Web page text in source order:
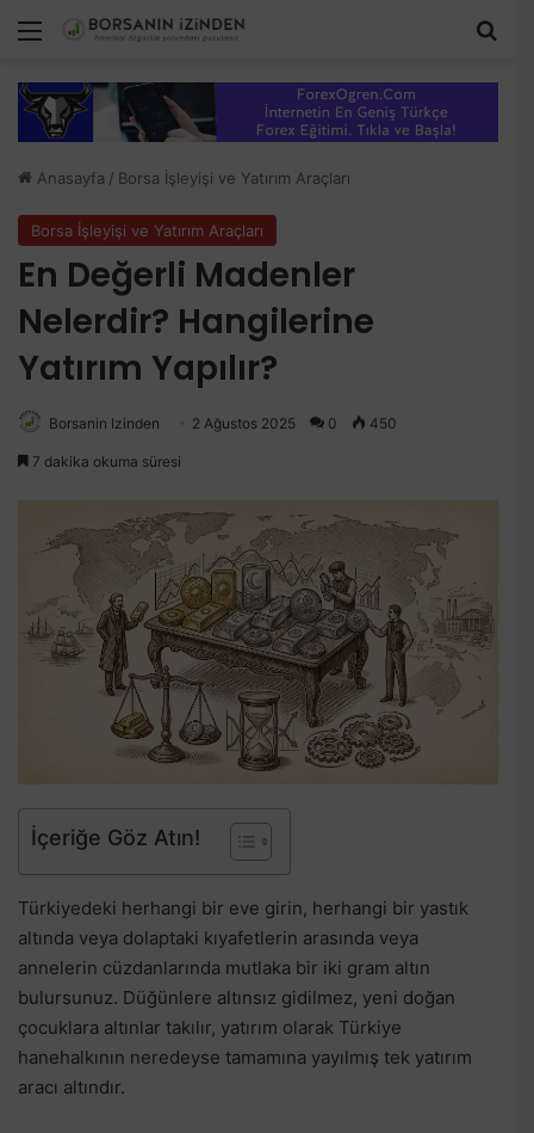
Menü
Anasayfa / Borsa İşleyişi ve Yatırım Araçları
Borsa İşleyişi ve Yatırım Araçları
En Değerli Madenler
Nelerdir? Hangilerine
Yatırım Yapılır?
Borsanin Izinden 2 Ağustos 2025 0 450
7 dakika okuma süresi
İçeriğe Göz Atın!
Türkiyedeki herhangi bir eve girin, herhangi bir yastık
altında veya dolaptaki kıyafetlerin arasında veya
annelerin cüzdanlarında mutlaka bir iki gram altın
bulursunuz. Düğünlere altınsız gidilmez, yeni doğan
çocuklara altınlar takılır, yatırım olarak Türkiye
hanehalkının neredeyse tamamına yayılmış tek yatırım
aracı altındır.